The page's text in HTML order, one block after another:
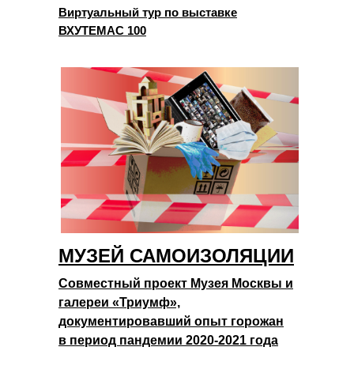
Виртуальный тур по выставке
ВХУТЕМАС 100
МУЗЕЙ САМОИЗОЛЯЦИИ
Совместный проект Музея Москвы и
галереи «Триумф»,
документировавший опыт горожан
в период пандемии 2020-2021 года